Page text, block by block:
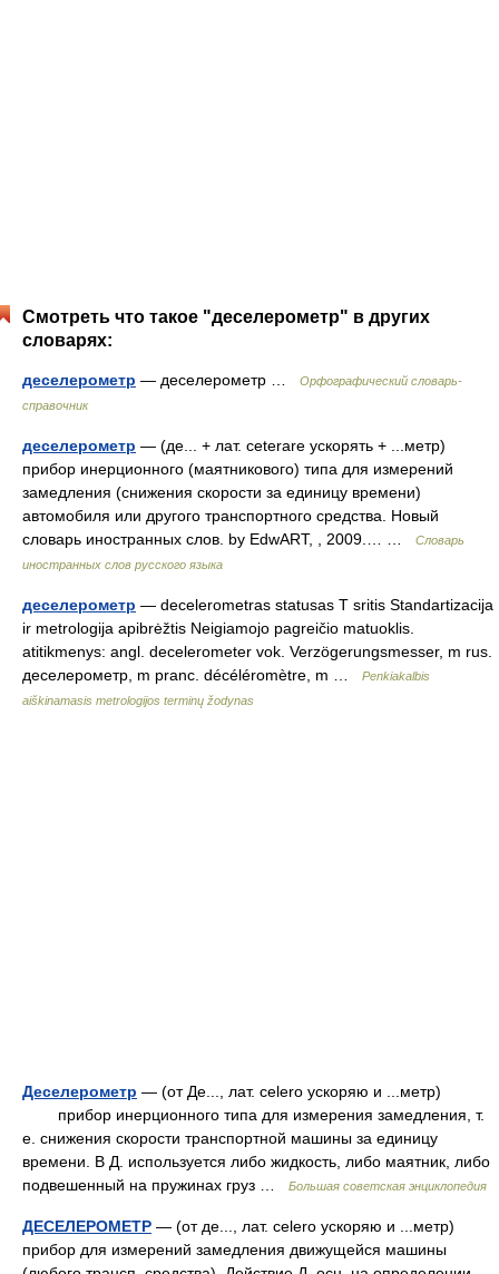
Смотреть что такое "деселерометр" в других
словарях:
деселерометр — деселерометр …
Орфографический словарь-
справочник
деселерометр — (де... + лат. ceterare ускорять + ...метр)
прибор инерционного (маятникового) типа для измерений
замедления (снижения скорости за единицу времени)
автомобиля или другого транспортного средства. Новый
словарь иностранных слов. by EdwART, , 2009.… …
Словарь
иностранных слов русского языка
деселерометр — decelerometras statusas T sritis Standartizacija
ir metrologija apibrėžtis Neigiamojo pagreičio matuoklis.
atitikmenys: angl. decelerometer vok. Verzögerungsmesser, m rus.
деселерометр, m pranc. décéléromètre, m …
Penkiakalbis
aiškinamasis metrologijos terminų žodynas
Деселерометр — (от Де..., лат. celero ускоряю и ...метр)
прибор инерционного типа для измерения замедления, т.
е. снижения скорости транспортной машины за единицу
времени. В Д. используется либо жидкость, либо маятник, либо
подвешенный на пружинах груз …
Большая советская энциклопедия
ДЕСЕЛЕРОМЕТР — (от де..., лат. celero ускоряю и ...метр)
прибор для измерений замедления движущейся машины